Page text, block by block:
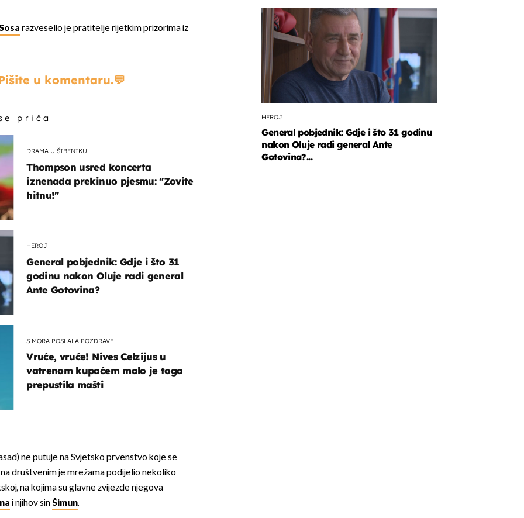
razveselio je pratitelje rijetkim prizorima iz
u komentaru.
priča
DRAMA U ŠIBENIKU
Thompson usred koncerta
iznenada prekinuo pjesmu: "Zovite
hitnu!"
HEROJ
General pobjednik: Gdje i što 31
godinu nakon Oluje radi general
Ante Gotovina?
S MORA POSLALA POZDRAVE
Vruće, vruće! Nives Celzijus u
vatrenom kupaćem malo je toga
prepustila mašti
ne putuje na Svjetsko prvenstvo koje se
društvenim je mrežama podijelio nekoliko
na kojima su glavne zvijezde njegova
i njihov sinŠimun.
HEROJ
General pobjednik: Gdje i što 31 godinu
nakon Oluje radi general Ante
Gotovina?...